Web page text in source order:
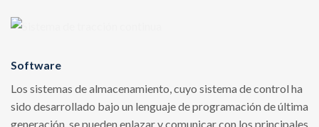
Software
Los sistemas de almacenamiento, cuyo sistema de control ha
sido desarrollado bajo un lenguaje de programación de última
generación, se pueden enlazar y comunicar con los principales